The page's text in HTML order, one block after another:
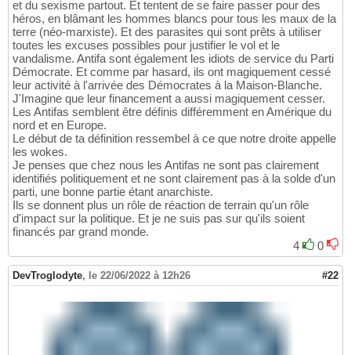
et du sexisme partout. Et tentent de se faire passer pour des
héros, en blâmant les hommes blancs pour tous les maux de la
terre (néo-marxiste). Et des parasites qui sont prêts à utiliser
toutes les excuses possibles pour justifier le vol et le
vandalisme. Antifa sont également les idiots de service du Parti
Démocrate. Et comme par hasard, ils ont magiquement cessé
leur activité à l'arrivée des Démocrates à la Maison-Blanche.
J'Imagine que leur financement a aussi magiquement cesser.
Les Antifas semblent être définis différemment en Amérique du
nord et en Europe.
Le début de ta définition ressembel à ce que notre droite appelle
les wokes.
Je penses que chez nous les Antifas ne sont pas clairement
identifiés politiquement et ne sont clairement pas à la solde d'un
parti, une bonne partie étant anarchiste.
Ils se donnent plus un rôle de réaction de terrain qu'un rôle
d'impact sur la politique. Et je ne suis pas sur qu'ils soient
financés par grand monde.
4
0
DevTroglodyte, le 22/06/2022 à 12h26 #22